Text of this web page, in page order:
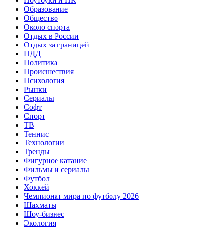
Образование
Общество
Около спорта
Отдых в России
Отдых за границей
ПДД
Политика
Происшествия
Психология
Рынки
Сериалы
Софт
Спорт
ТВ
Теннис
Технологии
Тренды
Фигурное катание
Фильмы и сериалы
Футбол
Хоккей
Чемпионат мира по футболу 2026
Шахматы
Шоу-бизнес
Экология